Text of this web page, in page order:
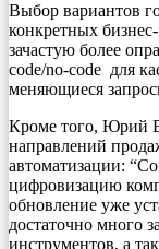
Выбор вариантов
конкретных
зачастую более
code/no-code для
меняющиеся
Кроме того, Юрий
направлений
автоматизации:
цифровизацию
обновление уже
достаточно много
инструментов, а